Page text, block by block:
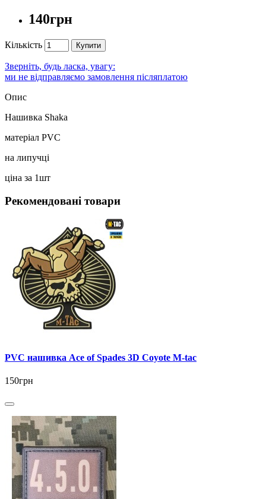
140грн
Кількість Купити
Зверніть, будь ласка, увагу:
ми не відправляємо замовлення післяплатою
Опис
Нашивка Shaka
матеріал PVC
на липучці
ціна за 1шт
Рекомендовані товари
PVC нашивка Ace of Spades 3D Coyote M-tac
150грн